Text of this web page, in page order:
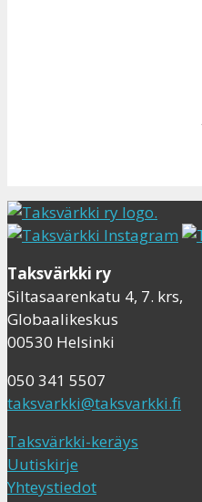
Taksvärkki ry
Siltasaarenkatu 4, 7. krs,
Globaalikeskus
00530 Helsinki
050 341 5507
taksvarkki@taksvarkki.fi
Taksvärkki-keräys
Uutiskirje
Yhteystiedot